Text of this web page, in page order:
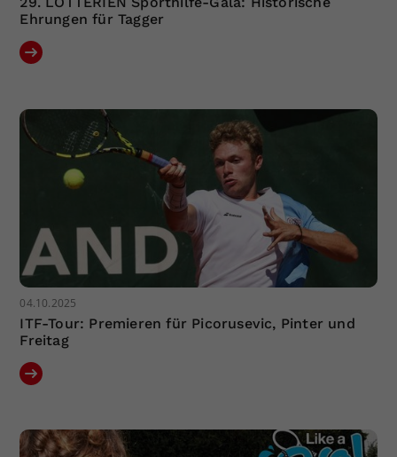
Ehrungen für Tagger
04.10.2025
ITF-Tour: Premieren für Picorusevic, Pinter und
Freitag